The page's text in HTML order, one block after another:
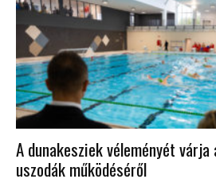
A dunakesziek véleményét
uszodák működéséről